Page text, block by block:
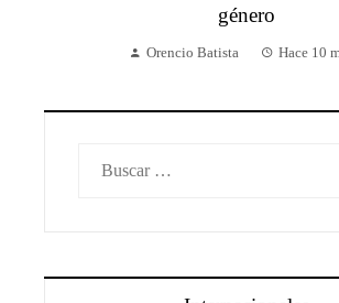
género
Orencio Batista Hace 10